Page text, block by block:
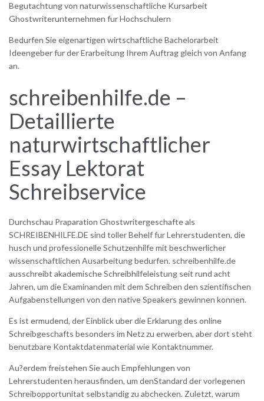
Begutachtung von naturwissenschaftliche Kursarbeit
Ghostwriterunternehmen fur Hochschulern
Bedurfen Sie eigenartigen wirtschaftliche Bachelorarbeit
Ideengeber fur der Erarbeitung Ihrem Auftrag gleich von Anfang
an.
schreibenhilfe.de –
Detaillierte
naturwirtschaftlicher
Essay Lektorat
Schreibservice
Durchschau Praparation Ghostwritergeschafte als
SCHREIBENHILFE.DE sind toller Behelf fur Lehrerstudenten, die
husch und professionelle Schutzenhilfe mit beschwerlicher
wissenschaftlichen Ausarbeitung bedurfen. schreibenhilfe.de
ausschreibt akademische Schreibhilfeleistung seit rund acht
Jahren, um die Examinanden mit dem Schreiben den szientifischen
Aufgabenstellungen von den native Speakers gewinnen konnen.
Es ist ermudend, der Einblick uber die Erklarung des online
Schreibgeschafts besonders im Netz zu erwerben, aber dort steht
benutzbare Kontaktdatenmaterial wie Kontaktnummer.
Au?erdem freistehen Sie auch Empfehlungen von
Lehrerstudenten herausfinden, um denStandard der vorlegenen
Schreibopportunitat selbstandig zu abchecken. Zuletzt, warum